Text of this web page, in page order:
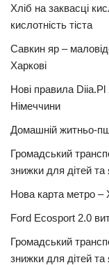
Хліб на заквасці
кислотність тіста
Савкин яр –
Харкові
Нові правила
Німеччини
Домашній житньо-
Громадський
знижки для дітей та
Нова карта метро –
Ford Ecosport 2.0
Громадський
знижки для дітей та